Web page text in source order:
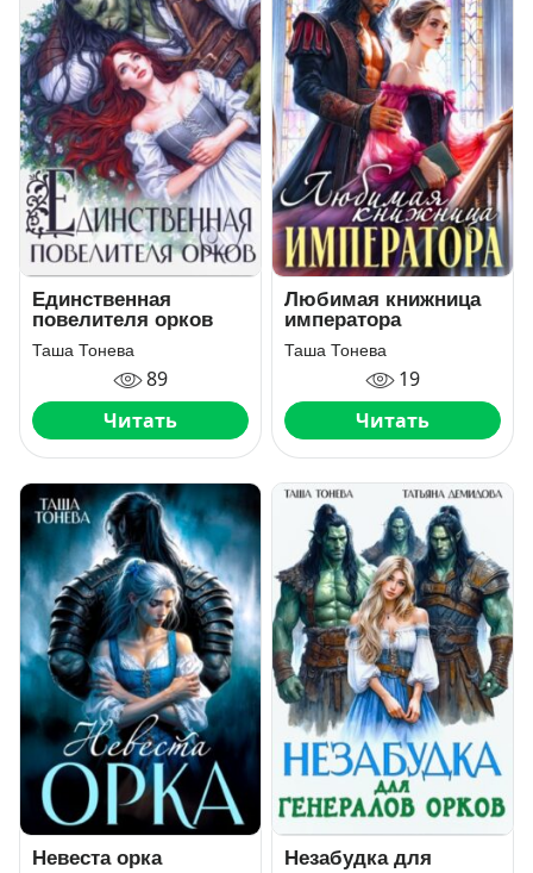
Единственная
повелителя орков
Таша Тонева
89
Читать
Любимая книжница
императора
Таша Тонева
19
Читать
Невеста орка
Незабудка для